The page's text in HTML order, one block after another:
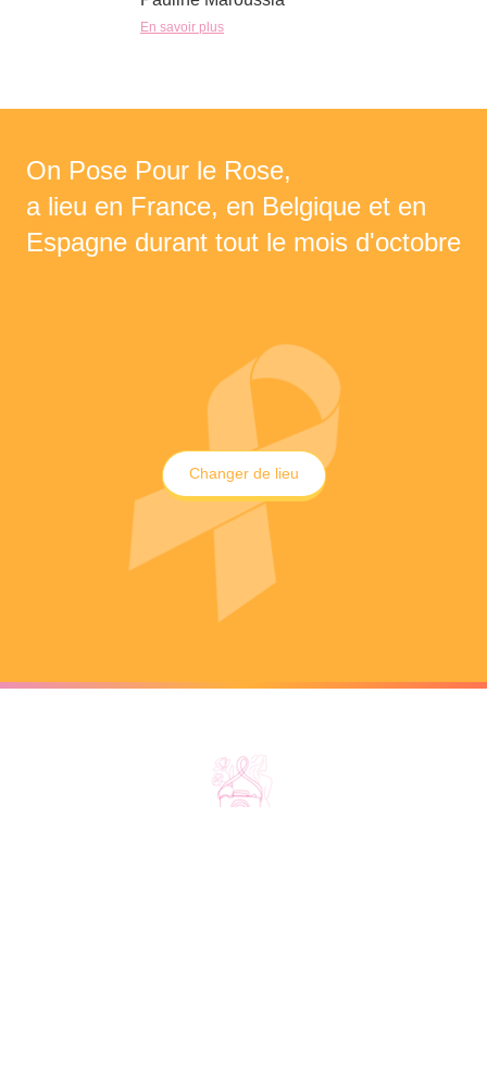
En savoir plus
On Pose Pour le Rose,
a lieu en France, en Belgique et en
Espagne durant tout le mois d'octobre
Changer de lieu